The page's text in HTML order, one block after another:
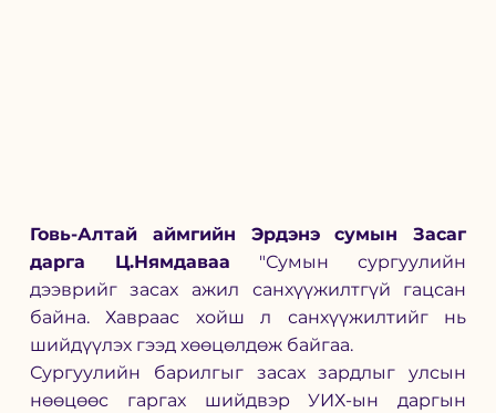
Говь-Алтай аймгийн Эрдэнэ сумын Засаг
дарга Ц.Нямдаваа "Сумын сургуулийн
дээврийг засах ажил санхүүжилтгүй гацсан
байна. Хавраас хойш л санхүүжилтийг нь
шийдүүлэх гээд хөөцөлдөж байгаа.
Сургуулийн барилгыг засах зардлыг улсын
нөөцөөс гаргах шийдвэр УИХ-ын даргын